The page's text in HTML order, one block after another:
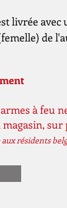
livrée avec
de
à feu
résidents